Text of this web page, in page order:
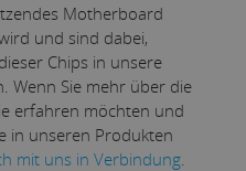
Motherboard
und sind dabei,
Chips in unsere
Wenn Sie mehr über die
erfahren möchten und
in unseren Produkten
mit uns in Verbindung